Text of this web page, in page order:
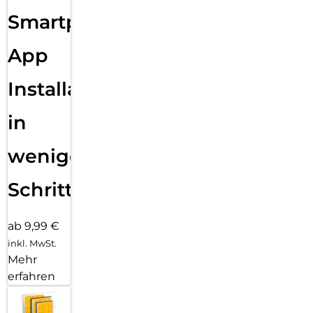
Sende eine Textnachricht, ruf jemanden an, lade Musik und
Podcasts und kontaktiere den Notruf – alles ohne dein
iPhone. Und jetzt bist du mit schnellem 5G unterwegs noch
Smartphone
App
Installation
in
wenigen
Schritten
ab 9,99 €
inkl. MwSt.
Mehr
erfahren